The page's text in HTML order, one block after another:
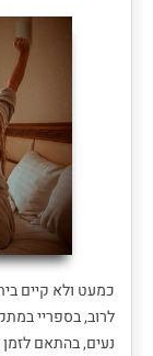
כמעט ולא קיים
לרוב, בספריי
נעים, בהתאם